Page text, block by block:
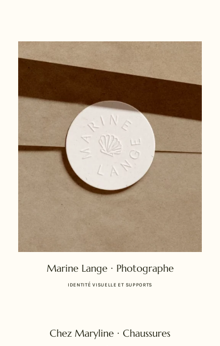
Marine Lange ∙ Photographe
IDENTITÉ VISUELLE ET SUPPORTS
Chez Maryline ∙ Chaussures